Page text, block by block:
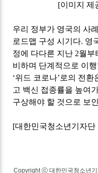
[이미지 제
우리 정부가 영국의 사
로드맵 구성 시기다. 영
정에 다다른 지난2월부
비하며 단계적으로 이
‘위드 코로나’로의 전환
고 백신 접종률을 높여
구상해야 할 것으로 보
[대한민국청소년기자단
Copyright ⓒ 대한민국청소년